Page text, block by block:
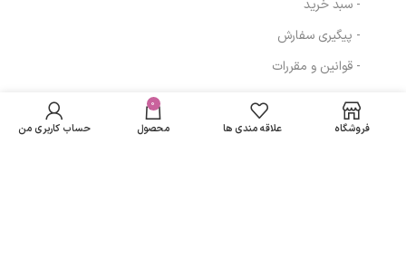
- سبد خرید
- پیگیری سفارش
- قوانین و مقررات
مسیرهای ارتباطی
هيدرودرم ابريژن
فول ديجيتال
17,740,800 تومان
باشد فروشگاه علاقه مندی ها
0
محصول حساب کاربری من